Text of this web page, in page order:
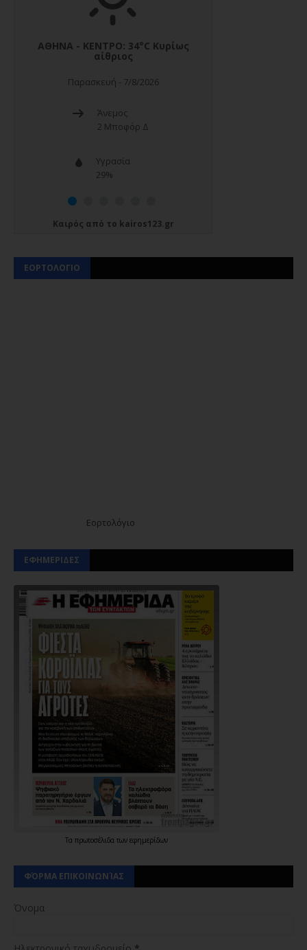
Καιρός από το kairos123.gr
ΕΟΡΤΟΛΟΓΙΟ
Εορτολόγιο
ΕΦΗΜΕΡΙΔΕΣ
Τα πρωτοσέλιδα των εφημερίδων
ΦΌΡΜΑ ΕΠΙΚΟΙΝΩΝΊΑΣ
Όνομα